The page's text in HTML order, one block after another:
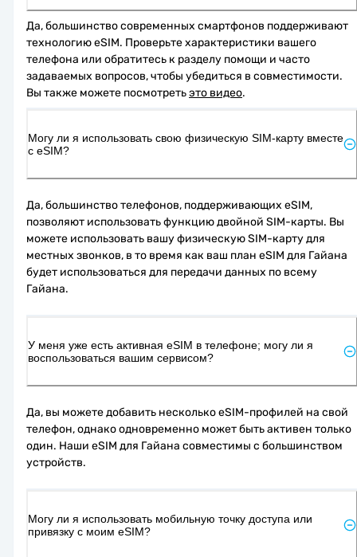
Да, большинство современных смартфонов поддерживают
технологию eSIM. Проверьте характеристики вашего
телефона или обратитесь к разделу помощи и часто
задаваемых вопросов, чтобы убедиться в совместимости.
Вы также можете посмотреть это видео.
Могу ли я использовать свою физическую SIM-карту вместе
с eSIM?
Да, большинство телефонов, поддерживающих eSIM,
позволяют использовать функцию двойной SIM-карты. Вы
можете использовать вашу физическую SIM-карту для
местных звонков, в то время как ваш план eSIM для Гайана
будет использоваться для передачи данных по всему
Гайана.
У меня уже есть активная eSIM в телефоне; могу ли я
воспользоваться вашим сервисом?
Да, вы можете добавить несколько eSIM-профилей на свой
телефон, однако одновременно может быть активен только
один. Наши eSIM для Гайана совместимы с большинством
устройств.
Могу ли я использовать мобильную точку доступа или
привязку с моим eSIM?